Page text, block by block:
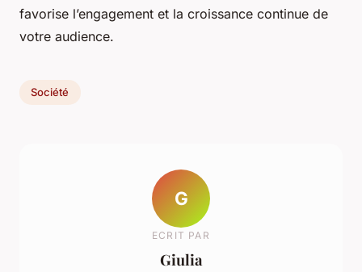
favorise l’engagement et la croissance continue de
votre audience.
Société
G
ECRIT PAR
Giulia